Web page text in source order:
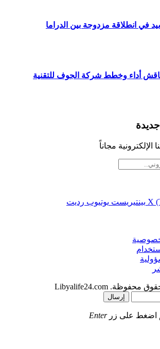
في انطلاقة مزدوجة بين الدراما
أداء وخطط شركة الجوف للتقنية
مجاناً
X بينتيريست يوتيوب رديت
إرسال
اضغط على زر Enter